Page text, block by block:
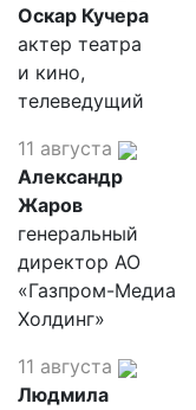
Оскар Кучера
актер театра
и кино,
телеведущий
11 августа
Александр
Жаров
генеральный
директор АО
«Газпром-Медиа
Холдинг»
11 августа
Людмила